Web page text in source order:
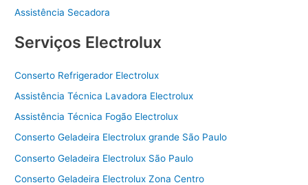
Assistência Secadora
Serviços Electrolux
Conserto Refrigerador Electrolux
Assistência Técnica Lavadora Electrolux
Assistência Técnica Fogão Electrolux
Conserto Geladeira Electrolux grande São Paulo
Conserto Geladeira Electrolux São Paulo
Conserto Geladeira Electrolux Zona Centro